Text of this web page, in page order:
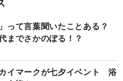
」って言葉聞いたことある？
までさかのぼる！？
イマークが七夕イベント 浴